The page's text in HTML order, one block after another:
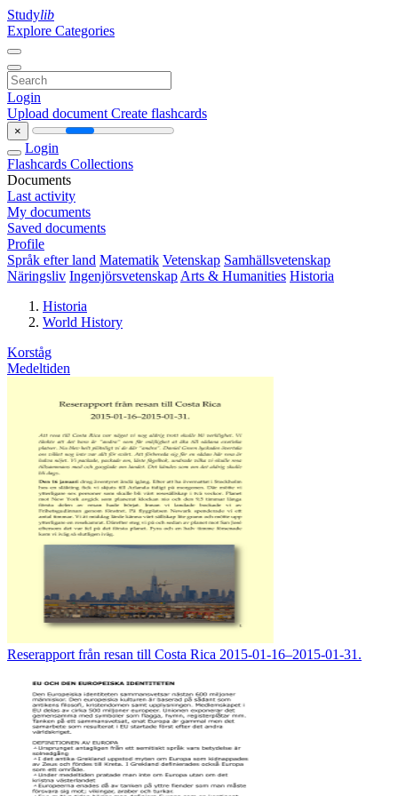
Studylib
Explore Categories
Login
Upload document Create flashcards
×
Login
Flashcards Collections
Documents
Last activity
My documents
Saved documents
Profile
Språk efter land Matematik Vetenskap Samhällsvetenskap
Näringsliv Ingenjörsvetenskap Arts & Humanities Historia
Historia
World History
Korståg
Medeltiden
Reserapport från resan till Costa Rica 2015-01-16–2015-01-31.